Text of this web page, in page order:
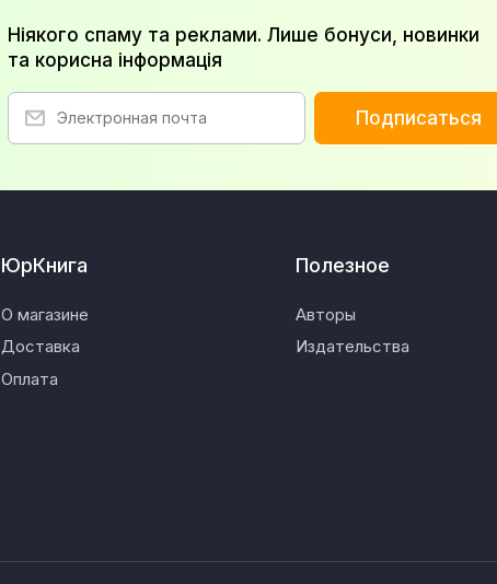
Ніякого спаму та реклами. Лише бонуси, новинки
та корисна інформація
Подписаться
ЮрКнига
О магазине
Доставка
Оплата
Полезное
Авторы
Издательства